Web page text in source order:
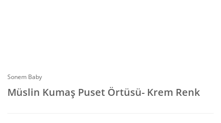
Sonem Baby
Müslin Kumaş Puset Örtüsü- Krem Renk